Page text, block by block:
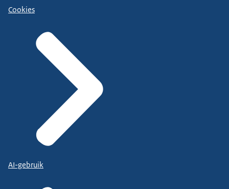
Cookies
AI-gebruik